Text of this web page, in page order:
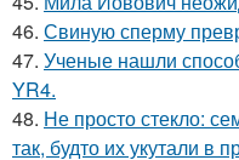
46. Свиную сперму
47. Ученые нашли
YR4.
48. Не просто стекло:
так, будто их укутали в